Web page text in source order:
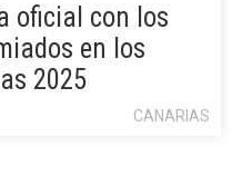
oficial con los
en los
2025
CANARIAS